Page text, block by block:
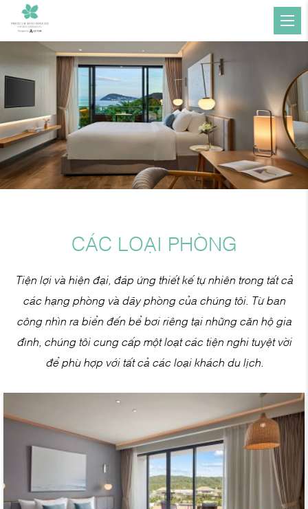
CÁC LOẠI PHÒNG
Tiện lợi và hiện đại, đáp ứng thiết kế tự nhiên trong tất cả
các hạng phòng và dãy phòng của chúng tôi. Từ ban
công nhìn ra biển đến bể bơi riêng tại những căn hộ gia
đình, chúng tôi cung cấp một loạt các tiện nghi tuyệt vời
để phù hợp với tất cả các loại khách du lịch.